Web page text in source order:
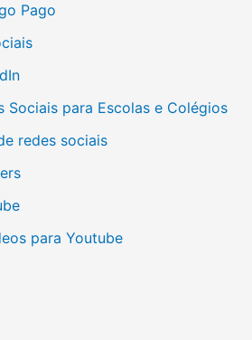
Pago
Sociais para Escolas e Colégios
redes sociais
para Youtube